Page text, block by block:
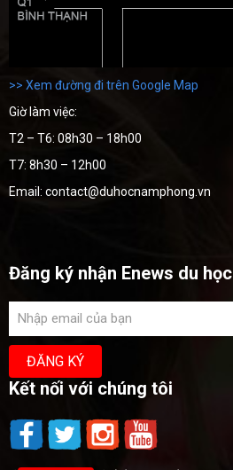
>> Xem đường đi trên Google Map
Giờ làm việc:
T2 – T6: 08h30 – 18h00
T7: 8h30 – 12h00
Email: contact@duhocnamphong.vn
Đăng ký nhận Enews du học
Kết nối với chúng tôi